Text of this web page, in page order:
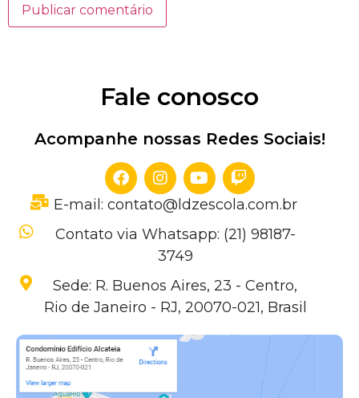
Fale conosco
Acompanhe nossas Redes Sociais!
E-mail: contato@ldzescola.com.br
Contato via Whatsapp: (21) 98187-
3749
Sede: R. Buenos Aires, 23 - Centro,
Rio de Janeiro - RJ, 20070-021, Brasil